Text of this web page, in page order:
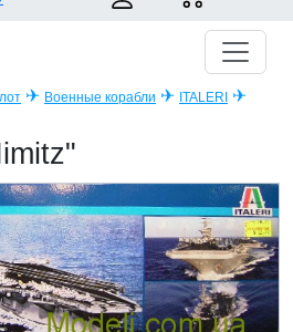
✈ Военные корабли ✈ ITALERI
✈